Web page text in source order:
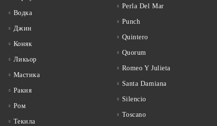
Водка
Джин
Коняк
Ликьор
Мастика
Ракия
Ром
Текила
Perla Del Mar
Punch
Quintero
Quorum
Romeo Y Julieta
Santa Damiana
Silencio
Toscano